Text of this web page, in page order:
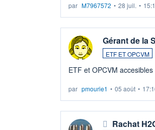
par M7967572 • 28 juil. •
Gérant de la
ETF ET OPCVM
ETF et
par pmourie1 • 05 août •
Rachat